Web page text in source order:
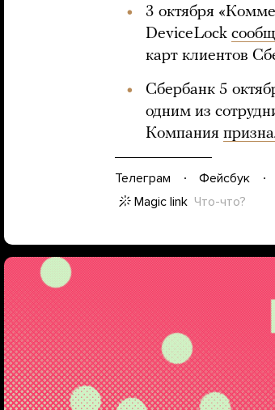
3 октября
DeviceLock
карт клиентов
Сбербанк 5
одним из
Компания
Телеграм Фейсбук
Magic link Что-что?